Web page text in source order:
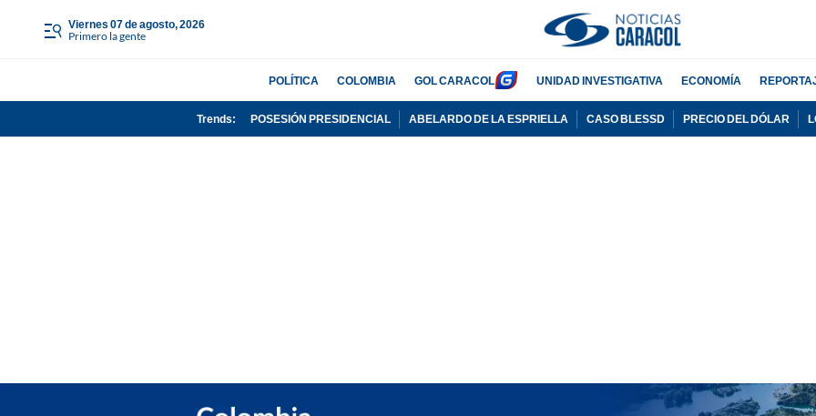
viernes 07 de agosto, 2026
Primero la gente
POLÍTICA COLOMBIA GOL CARACOL UNIDAD INVESTIGATIVA ECONOMÍA
Trends: POSESIÓN PRESIDENCIAL ABELARDO DE LA ESPRIELLA CASO BLESSD PRECIO DEL DÓLAR